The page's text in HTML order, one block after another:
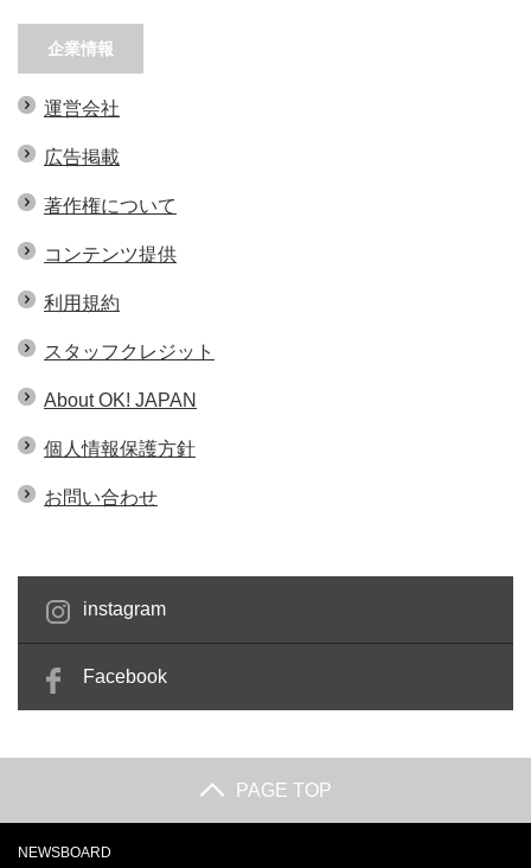
企業情報
運営会社
広告掲載
著作権について
コンテンツ提供
利用規約
スタッフクレジット
About OK! JAPAN
個人情報保護方針
お問い合わせ
instagram
Facebook
PAGE TOP
NEWSBOARD